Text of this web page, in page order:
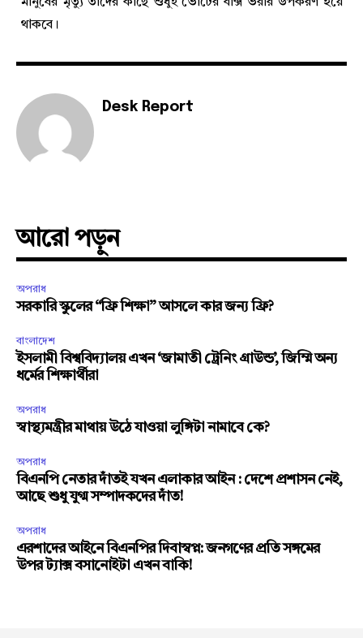
মানুষের মৃত্যু তাদের কাছে শুধুই ভোটের বাক্স ভরার উপকরণ হয়ে
থাকবে।
Desk Report
আরো পড়ুন
অপরাধ
সরকারি স্কুলের “ফ্রি শিক্ষা” আসলে কার জন্য ফ্রি?
বাংলাদেশ
ইসলামী বিশ্ববিদ্যালয় এখন ‘জামাতী ট্রেনিং গ্রাউন্ড’, জিম্মি অন্য
ধর্মের শিক্ষার্থীরা
অপরাধ
স্বাস্থ্যমন্ত্রীর মাথায় উঠে যাওয়া লুঙ্গিটা নামাবে কে?
অপরাধ
বিএনপি নেতার দাঁতই যখন এলাকার আইন : দেশে প্রশাসন নেই,
আছে শুধু যুগ্ম সম্পাদকদের দাঁত!
অপরাধ
এরশাদের আইনে বিএনপির দিবাস্বপ্ন: জনগণের প্রতি সঙ্গমের
উপর ট্যাক্স বসানোইটা এখন বাকি!